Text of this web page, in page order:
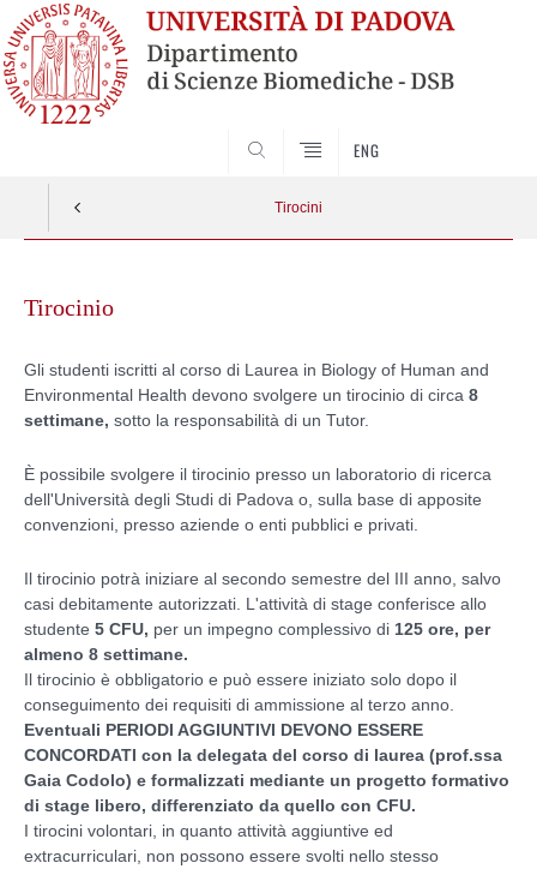
ENG
Tirocini
contentTirocinio
Gli studenti iscritti al corso di Laurea in Biology of Human and
Environmental Health devono svolgere un tirocinio di circa 8
settimane, sotto la responsabilità di un Tutor.
È possibile svolgere il tirocinio presso un laboratorio di ricerca
dell'Università degli Studi di Padova o, sulla base di apposite
convenzioni, presso aziende o enti pubblici e privati.
Il tirocinio potrà iniziare al secondo semestre del III anno, salvo
casi debitamente autorizzati. L'attività di stage conferisce allo
studente 5 CFU, per un impegno complessivo di 125 ore, per
almeno 8 settimane.
Il tirocinio è obbligatorio e può essere iniziato solo dopo il
conseguimento dei requisiti di ammissione al terzo anno.
Eventuali PERIODI AGGIUNTIVI DEVONO ESSERE
CONCORDATI con la delegata del corso di laurea (prof.ssa
Gaia Codolo) e formalizzati mediante un progetto formativo
di stage libero, differenziato da quello con CFU.
I tirocini volontari, in quanto attività aggiuntive ed
extracurriculari, non possono essere svolti nello stesso